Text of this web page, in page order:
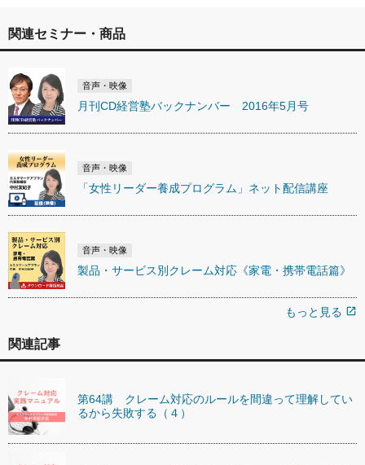
関連セミナー・商品
音声・映像
月刊CD経営塾バックナンバー 2016年5月号
音声・映像
「女性リーダー養成プログラム」ネット配信講座
音声・映像
製品・サービス別クレーム対応《家電・携帯電話篇》
もっと見る open_in_new
関連記事
第64講 クレーム対応のルールを間違って理解してい
るから失敗する（４）